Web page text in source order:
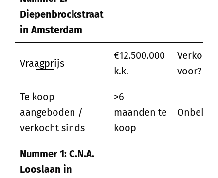
Diepenbrockstraat
in Amsterdam
Vraagprijs
€12.500.000
k.k.
Verkocht
voor?
Te koop
aangeboden /
verkocht sinds
>6
maanden te
koop
Nummer 1: C.N.A.
Looslaan in